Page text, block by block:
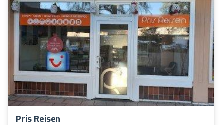
Pris Reisen